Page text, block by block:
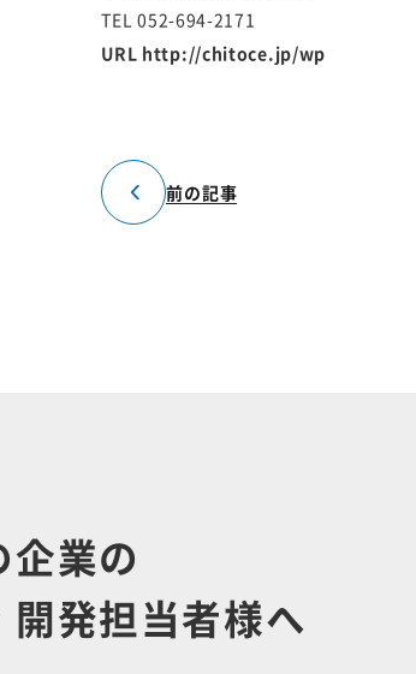
TEL052-694-2171
URL http://chitoce.jp/wp
前の記事
業の
開発担当者様へ